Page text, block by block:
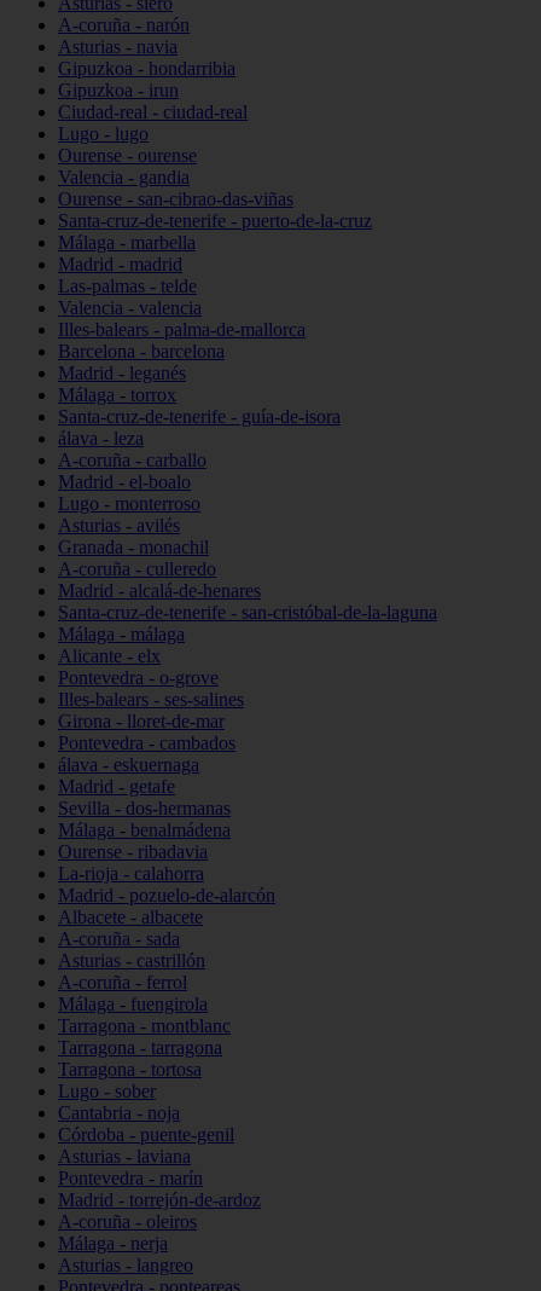
A-coruña - narón
Asturias - navia
Gipuzkoa - hondarribia
Gipuzkoa - irun
Ciudad-real - ciudad-real
Lugo - lugo
Ourense - ourense
Valencia - gandia
Ourense - san-cibrao-das-viñas
Santa-cruz-de-tenerife - puerto-de-la-cruz
Málaga - marbella
Madrid - madrid
Las-palmas - telde
Valencia - valencia
Illes-balears - palma-de-mallorca
Barcelona - barcelona
Madrid - leganés
Málaga - torrox
Santa-cruz-de-tenerife - guía-de-isora
álava - leza
A-coruña - carballo
Madrid - el-boalo
Lugo - monterroso
Asturias - avilés
Granada - monachil
A-coruña - culleredo
Madrid - alcalá-de-henares
Santa-cruz-de-tenerife - san-cristóbal-de-la-laguna
Málaga - málaga
Alicante - elx
Pontevedra - o-grove
Illes-balears - ses-salines
Girona - lloret-de-mar
Pontevedra - cambados
álava - eskuernaga
Madrid - getafe
Sevilla - dos-hermanas
Málaga - benalmádena
Ourense - ribadavia
La-rioja - calahorra
Madrid - pozuelo-de-alarcón
Albacete - albacete
A-coruña - sada
Asturias - castrillón
A-coruña - ferrol
Málaga - fuengirola
Tarragona - montblanc
Tarragona - tarragona
Tarragona - tortosa
Lugo - sober
Cantabria - noja
Córdoba - puente-genil
Asturias - laviana
Pontevedra - marín
Madrid - torrejón-de-ardoz
A-coruña - oleiros
Málaga - nerja
Asturias - langreo
Pontevedra - ponteareas